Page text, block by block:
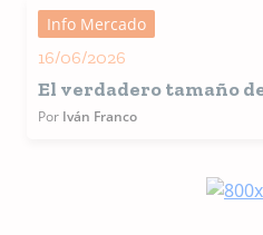
alimentación de
Info Mercado
16/06/2026
El verdadero tamaño
food América Latina
Por Iván Franco